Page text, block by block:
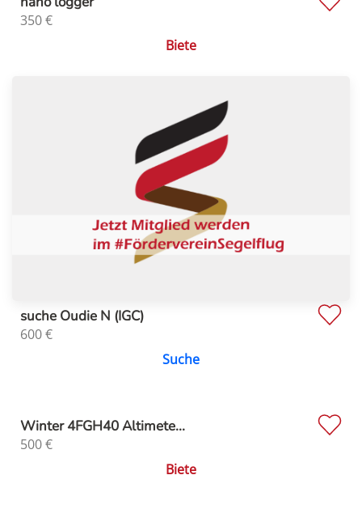
350€
Biete
suche Oudie N (IGC)
600€
Suche
Winter 4FGH40 Altimete...
500€
Biete